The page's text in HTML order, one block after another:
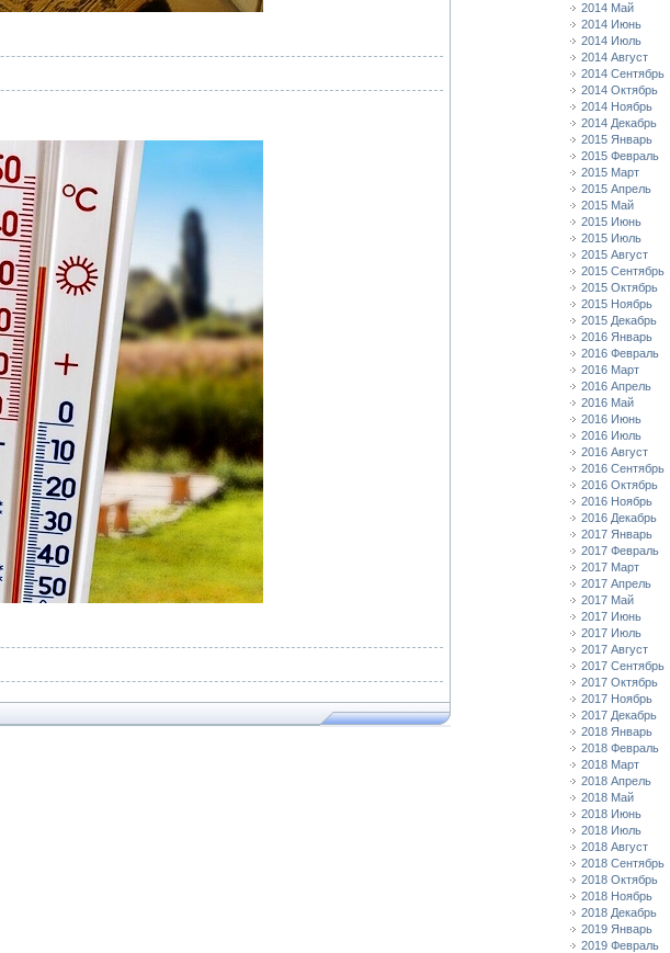
2014 Май
2014 Июнь
2014 Июль
2014 Август
2014 Сентябрь
2014 Октябрь
2014 Ноябрь
2014 Декабрь
2015 Январь
2015 Февраль
2015 Март
2015 Апрель
2015 Май
2015 Июнь
2015 Июль
2015 Август
2015 Сентябрь
2015 Октябрь
2015 Ноябрь
2015 Декабрь
2016 Январь
2016 Февраль
2016 Март
2016 Апрель
2016 Май
2016 Июнь
2016 Июль
2016 Август
2016 Сентябрь
2016 Октябрь
2016 Ноябрь
2016 Декабрь
2017 Январь
2017 Февраль
2017 Март
2017 Апрель
2017 Май
2017 Июнь
2017 Июль
2017 Август
2017 Сентябрь
2017 Октябрь
2017 Ноябрь
2017 Декабрь
2018 Январь
2018 Февраль
2018 Март
2018 Апрель
2018 Май
2018 Июнь
2018 Июль
2018 Август
2018 Сентябрь
2018 Октябрь
2018 Ноябрь
2018 Декабрь
2019 Январь
2019 Февраль